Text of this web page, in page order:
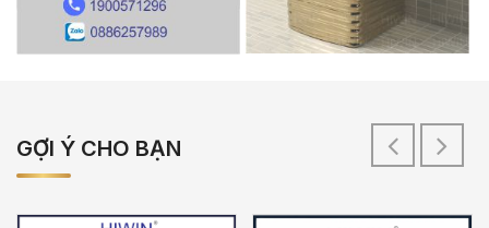
GỢI Ý CHO BẠN